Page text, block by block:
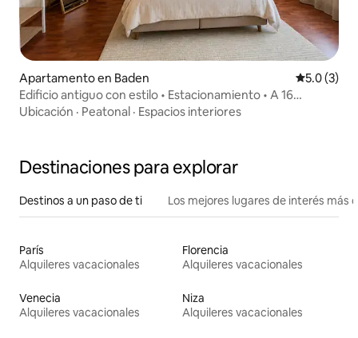
Apartamento en Baden
5.0 (3)
Edificio antiguo con estilo • Estacionamiento • A 16
minutos de Zúrich
Ubicación · Peatonal · Espacios interiores
Destinaciones para explorar
Destinos a un paso de ti Los mejores lugares de interés más
París
Alquileres vacacionales
Florencia
Alquileres vacacionales
Venecia
Alquileres vacacionales
Niza
Alquileres vacacionales